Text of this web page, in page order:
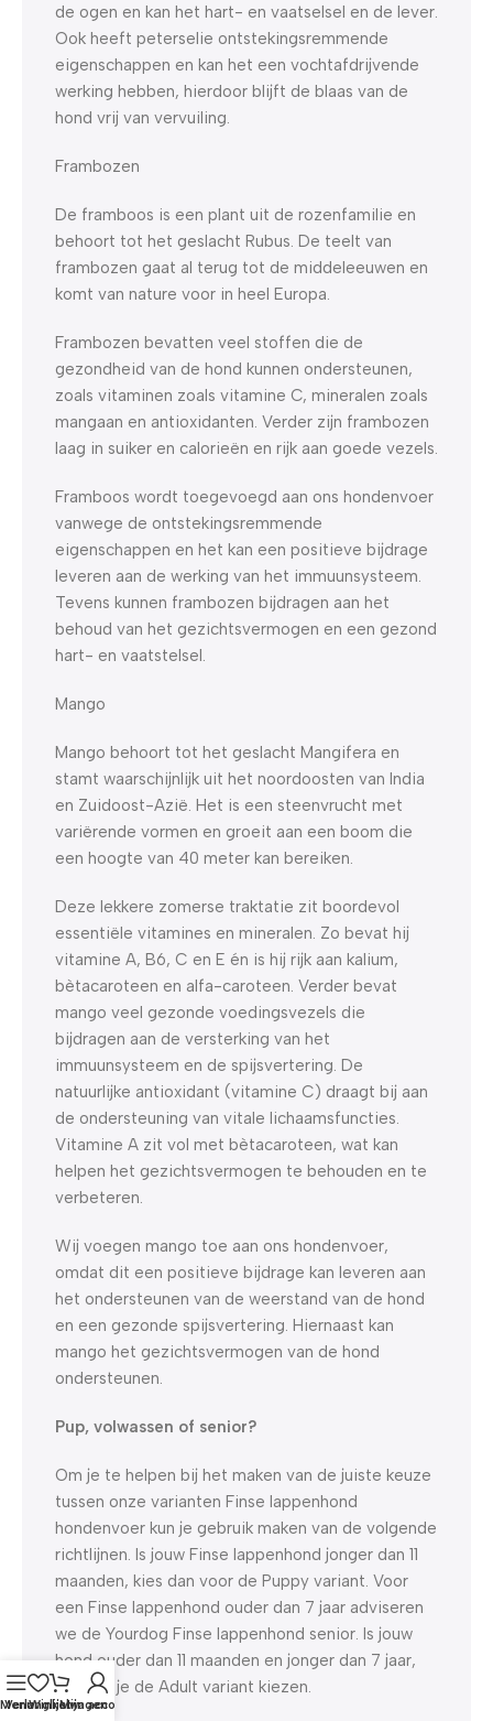
de ogen en kan het hart- en vaatselsel en de lever.
Ook heeft peterselie ontstekingsremmende
eigenschappen en kan het een vochtafdrijvende
werking hebben, hierdoor blijft de blaas van de
hond vrij van vervuiling.
Frambozen
De framboos is een plant uit de rozenfamilie en
behoort tot het geslacht Rubus. De teelt van
frambozen gaat al terug tot de middeleeuwen en
komt van nature voor in heel Europa.
Frambozen bevatten veel stoffen die de
gezondheid van de hond kunnen ondersteunen,
zoals vitaminen zoals vitamine C, mineralen zoals
mangaan en antioxidanten. Verder zijn frambozen
laag in suiker en calorieën en rijk aan goede vezels.
Framboos wordt toegevoegd aan ons hondenvoer
vanwege de ontstekingsremmende
eigenschappen en het kan een positieve bijdrage
leveren aan de werking van het immuunsysteem.
Tevens kunnen frambozen bijdragen aan het
behoud van het gezichtsvermogen en een gezond
hart- en vaatstelsel.
Mango
Mango behoort tot het geslacht Mangifera en
stamt waarschijnlijk uit het noordoosten van India
en Zuidoost-Azië. Het is een steenvrucht met
variërende vormen en groeit aan een boom die
een hoogte van 40 meter kan bereiken.
Deze lekkere zomerse traktatie zit boordevol
essentiële vitamines en mineralen. Zo bevat hij
vitamine A, B6, C en E én is hij rijk aan kalium,
bètacaroteen en alfa-caroteen. Verder bevat
mango veel gezonde voedingsvezels die
bijdragen aan de versterking van het
immuunsysteem en de spijsvertering. De
natuurlijke antioxidant (vitamine C) draagt bij aan
de ondersteuning van vitale lichaamsfuncties.
Vitamine A zit vol met bètacaroteen, wat kan
helpen het gezichtsvermogen te behouden en te
verbeteren.
Wij voegen mango toe aan ons hondenvoer,
omdat dit een positieve bijdrage kan leveren aan
het ondersteunen van de weerstand van de hond
en een gezonde spijsvertering. Hiernaast kan
mango het gezichtsvermogen van de hond
ondersteunen.
Pup, volwassen of senior?
Om je te helpen bij het maken van de juiste keuze
tussen onze varianten Finse lappenhond
hondenvoer kun je gebruik maken van de volgende
richtlijnen. Is jouw Finse lappenhond jonger dan 11
maanden, kies dan voor de Puppy variant. Voor
een Finse lappenhond ouder dan 7 jaar adviseren
we de Yourdog Finse lappenhond senior. Is jouw
hond ouder dan 11 maanden en jonger dan 7 jaar,
dan kun je de Adult variant kiezen.
Menu
Verlanglijst
Winkelwagen
Mijn account